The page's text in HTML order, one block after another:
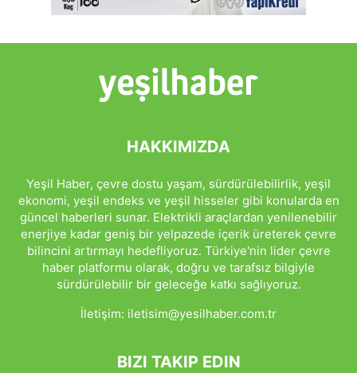
HAKKIMIZDA
Yeşil Haber, çevre dostu yaşam, sürdürülebilirlik, yeşil
ekonomi, yeşil endeks ve yeşil hisseler gibi konularda en
güncel haberleri sunar. Elektrikli araçlardan yenilenebilir
enerjiye kadar geniş bir yelpazede içerik üreterek çevre
bilincini artırmayı hedefliyoruz. Türkiye'nin lider çevre
haber platformu olarak, doğru ve tarafsız bilgiyle
sürdürülebilir bir geleceğe katkı sağlıyoruz.
İletişim: iletisim@yesilhaber.com.tr
BIZI TAKIP EDIN